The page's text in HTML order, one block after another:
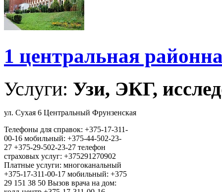
1 центральная
Услуги: Узи, ЭКГ,
ул. Сухая 6 Центральный Фрунзенская
Телефоны для справок: +375-17-311-
00-16 мобильный: +375-44-502-23-
27 +375-29-502-23-27 телефон
страховых услуг: +375291270902
Платные услуги: многоканальный
+375-17-311-00-17 мобильный: +375
29 151 38 50 Вызов врача на дом: